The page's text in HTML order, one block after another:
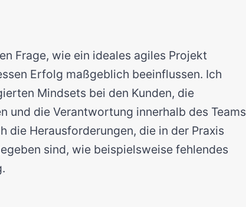
Frage, wie ein ideales agiles Projekt
Erfolg maßgeblich beeinflussen. Ich
Mindsets bei den Kunden, die
und die Verantwortung innerhalb des Teams
die Herausforderungen, die in der Praxis
sind, wie beispielsweise fehlendes